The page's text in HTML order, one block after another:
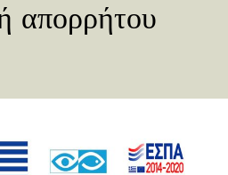
απορρήτου